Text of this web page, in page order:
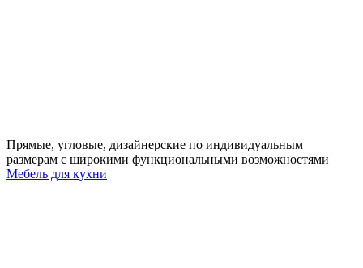
Прямые, угловые, дизайнерские по индивидуальным
размерам с широкими функциональными возможностями
Мебель для кухни